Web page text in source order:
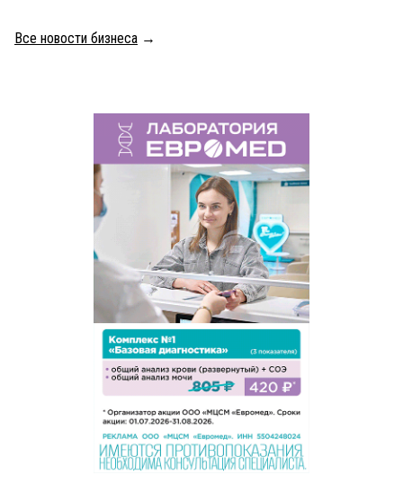
Все новости бизнеса →